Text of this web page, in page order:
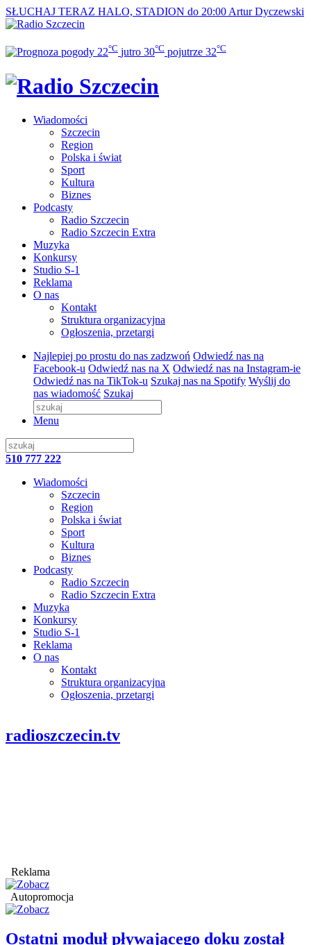
SŁUCHAJ TERAZ HALO, STADION do 20:00 Artur Dyczewski
22°C jutro 30°C pojutrze 32°C
Wiadomości
Szczecin
Region
Polska i świat
Sport
Kultura
Biznes
Podcasty
Radio Szczecin
Radio Szczecin Extra
Muzyka
Konkursy
Studio S-1
Reklama
O nas
Kontakt
Struktura organizacyjna
Ogłoszenia, przetargi
Najlepiej po prostu do nas zadzwoń Odwiedź nas na
Facebook-u Odwiedź nas na X Odwiedź nas na Instagram-ie
Odwiedź nas na TikTok-u Szukaj nas na Spotify Wyślij do
nas wiadomość Szukaj
Menu
510 777 222
Wiadomości
Szczecin
Region
Polska i świat
Sport
Kultura
Biznes
Podcasty
Radio Szczecin
Radio Szczecin Extra
Muzyka
Konkursy
Studio S-1
Reklama
O nas
Kontakt
Struktura organizacyjna
Ogłoszenia, przetargi
radioszczecin.tv
Reklama
Autopromocja
Ostatni moduł pływającego doku został